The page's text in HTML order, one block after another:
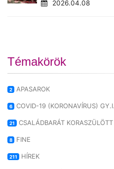
2026.04.08
Témakörök
2 APASAROK
6 COVID-19 (KORONAVÍRUS)
21 CSALÁDBARÁT
8 FINE
211 HÍREK